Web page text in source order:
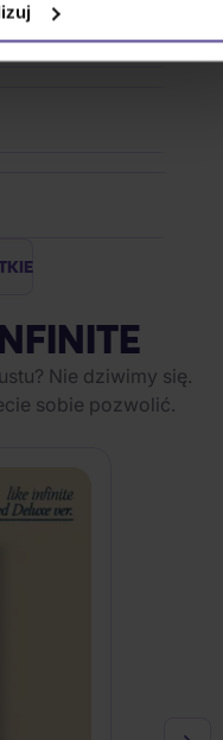
Nie dziwimy się.
sobie pozwolić.